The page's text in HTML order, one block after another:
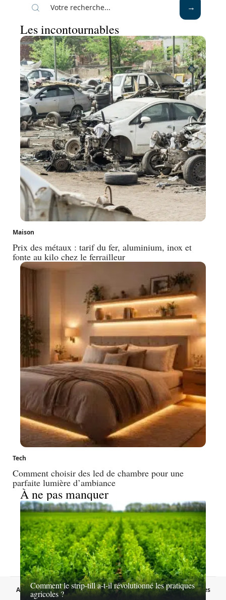
Les incontournables
Maison
Prix des métaux : tarif du fer, aluminium, inox et
fonte au kilo chez le ferrailleur
Tech
Comment choisir des led de chambre pour une
parfaite lumière d’ambiance
À ne pas manquer
Comment le strip-till a-t-il révolutionné les pratiques
agricoles ?
A propos Contact Proposer un article
Mentions légales